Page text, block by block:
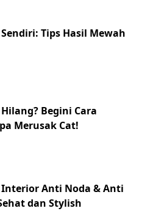
Tips Hasil Mewah
Begini Cara
Merusak Cat!
Anti Noda & Anti
dan Stylish